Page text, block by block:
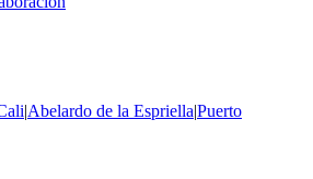
|Abelardo de la Espriella|Puerto